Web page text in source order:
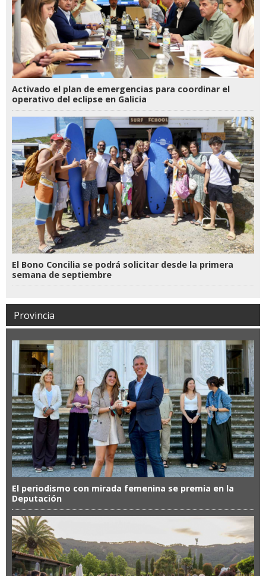
Activado el plan de emergencias para coordinar el
operativo del eclipse en Galicia
El Bono Concilia se podrá solicitar desde la primera
semana de septiembre
Provincia
El periodismo con mirada femenina se premia en la
Deputación